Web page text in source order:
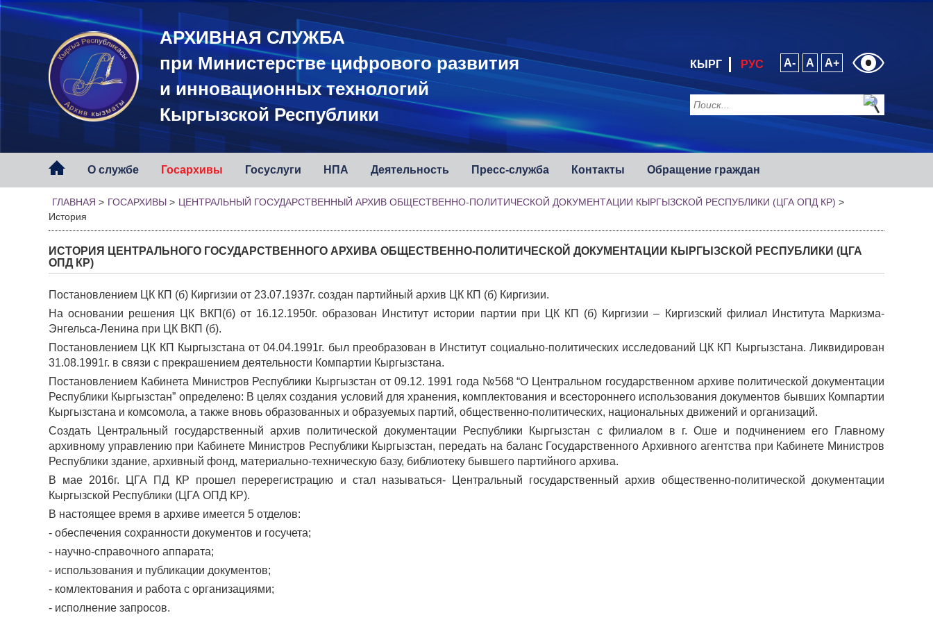
АРХИВНАЯ СЛУЖБА
при Министерстве цифрового развития
и инновационных технологий
Кыргызской Республики
КЫРГ РУС A- A A+
О службе Госархивы Госуслуги НПА Деятельность Пресс-служба Контакты Обращение граждан
ГЛАВНАЯ > ГОСАРХИВЫ > ЦЕНТРАЛЬНЫЙ ГОСУДАРСТВЕННЫЙ АРХИВ ОБЩЕСТВЕННО-ПОЛИТИЧЕСКОЙ ДОКУМЕНТАЦИИ КЫРГЫЗСКОЙ РЕСПУБЛИКИ (ЦГА ОПД КР) >
История
ИСТОРИЯ ЦЕНТРАЛЬНОГО ГОСУДАРСТВЕННОГО АРХИВА ОБЩЕСТВЕННО-ПОЛИТИЧЕСКОЙ ДОКУМЕНТАЦИИ КЫРГЫЗСКОЙ РЕСПУБЛИКИ (ЦГА
ОПД КР)
Постановлением ЦК КП (б) Киргизии от 23.07.1937г. создан партийный архив ЦК КП (б) Киргизии.
На основании решения ЦК ВКП(б) от 16.12.1950г. образован Институт истории партии при ЦК КП (б) Киргизии – Киргизский филиал Института Маркизма-
Энгельса-Ленина при ЦК ВКП (б).
Постановлением ЦК КП Кыргызстана от 04.04.1991г. был преобразован в Институт социально-политических исследований ЦК КП Кыргызстана. Ликвидирован
31.08.1991г. в связи с прекрашением деятельности Компартии Кыргызстана.
Постановлением Кабинета Министров Республики Кыргызстан от 09.12. 1991 года №568 “О Центральном государственном архиве политической документации
Республики Кыргызстан” определено: В целях создания условий для хранения, комплектования и всестороннего использования документов бывших Компартии
Кыргызстана и комсомола, а также вновь образованных и образуемых партий, общественно-политических, национальных движений и организаций.
Создать Центральный государственный архив политической документации Республики Кыргызстан с филиалом в г. Оше и подчинением его Главному
архивному управлению при Кабинете Министров Республики Кыргызстан, передать на баланс Государственного Архивного агентства при Кабинете Министров
Республики здание, архивный фонд, материально-техническую базу, библиотеку бывшего партийного архива.
В мае 2016г. ЦГА ПД КР прошел перерегистрацию и стал называться- Центральный государственный архив общественно-политической документации
Кыргызской Республики (ЦГА ОПД КР).
В настоящее время в архиве имеется 5 отделов:
- обеспечения сохранности документов и госучета;
- научно-справочного аппарата;
- использования и публикации документов;
- комлектования и работа с организациями;
- исполнение запросов.